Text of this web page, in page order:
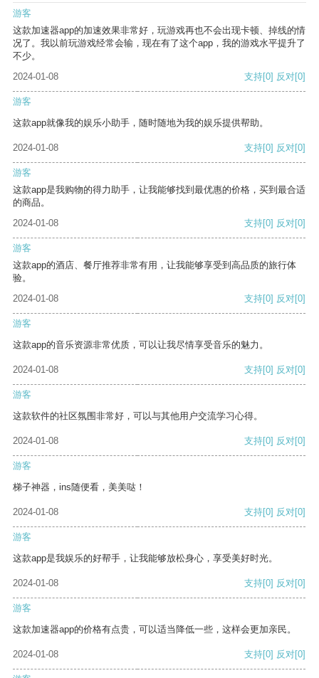
游客
这款加速器app的加速效果非常好，玩游戏再也不会出现卡顿、掉线的情
况了。我以前玩游戏经常会输，现在有了这个app，我的游戏水平提升了
不少。
2024-01-08
支持[0] 反对[0]
游客
这款app就像我的娱乐小助手，随时随地为我的娱乐提供帮助。
2024-01-08 支持[0] 反对[0]
游客
这款app是我购物的得力助手，让我能够找到最优惠的价格，买到最合适
的商品。
2024-01-08
支持[0] 反对[0]
游客
这款app的酒店、餐厅推荐非常有用，让我能够享受到高品质的旅行体
验。
2024-01-08
支持[0] 反对[0]
游客
这款app的音乐资源非常优质，可以让我尽情享受音乐的魅力。
2024-01-08 支持[0] 反对[0]
游客
这款软件的社区氛围非常好，可以与其他用户交流学习心得。
2024-01-08 支持[0] 反对[0]
游客
梯子神器，ins随便看，美美哒！
2024-01-08 支持[0] 反对[0]
游客
这款app是我娱乐的好帮手，让我能够放松身心，享受美好时光。
2024-01-08 支持[0] 反对[0]
游客
这款加速器app的价格有点贵，可以适当降低一些，这样会更加亲民。
2024-01-08 支持[0] 反对[0]